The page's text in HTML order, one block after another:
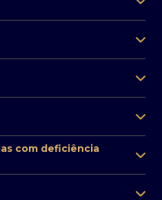
com deficiência